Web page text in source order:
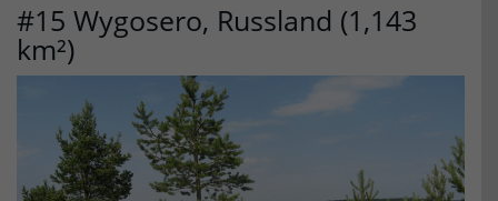
#15 Wygosero, Russland (1,143
km²)